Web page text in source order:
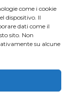
come i cookie
dispositivo. Il
dati come il
sito. Non
su alcune
(FI)